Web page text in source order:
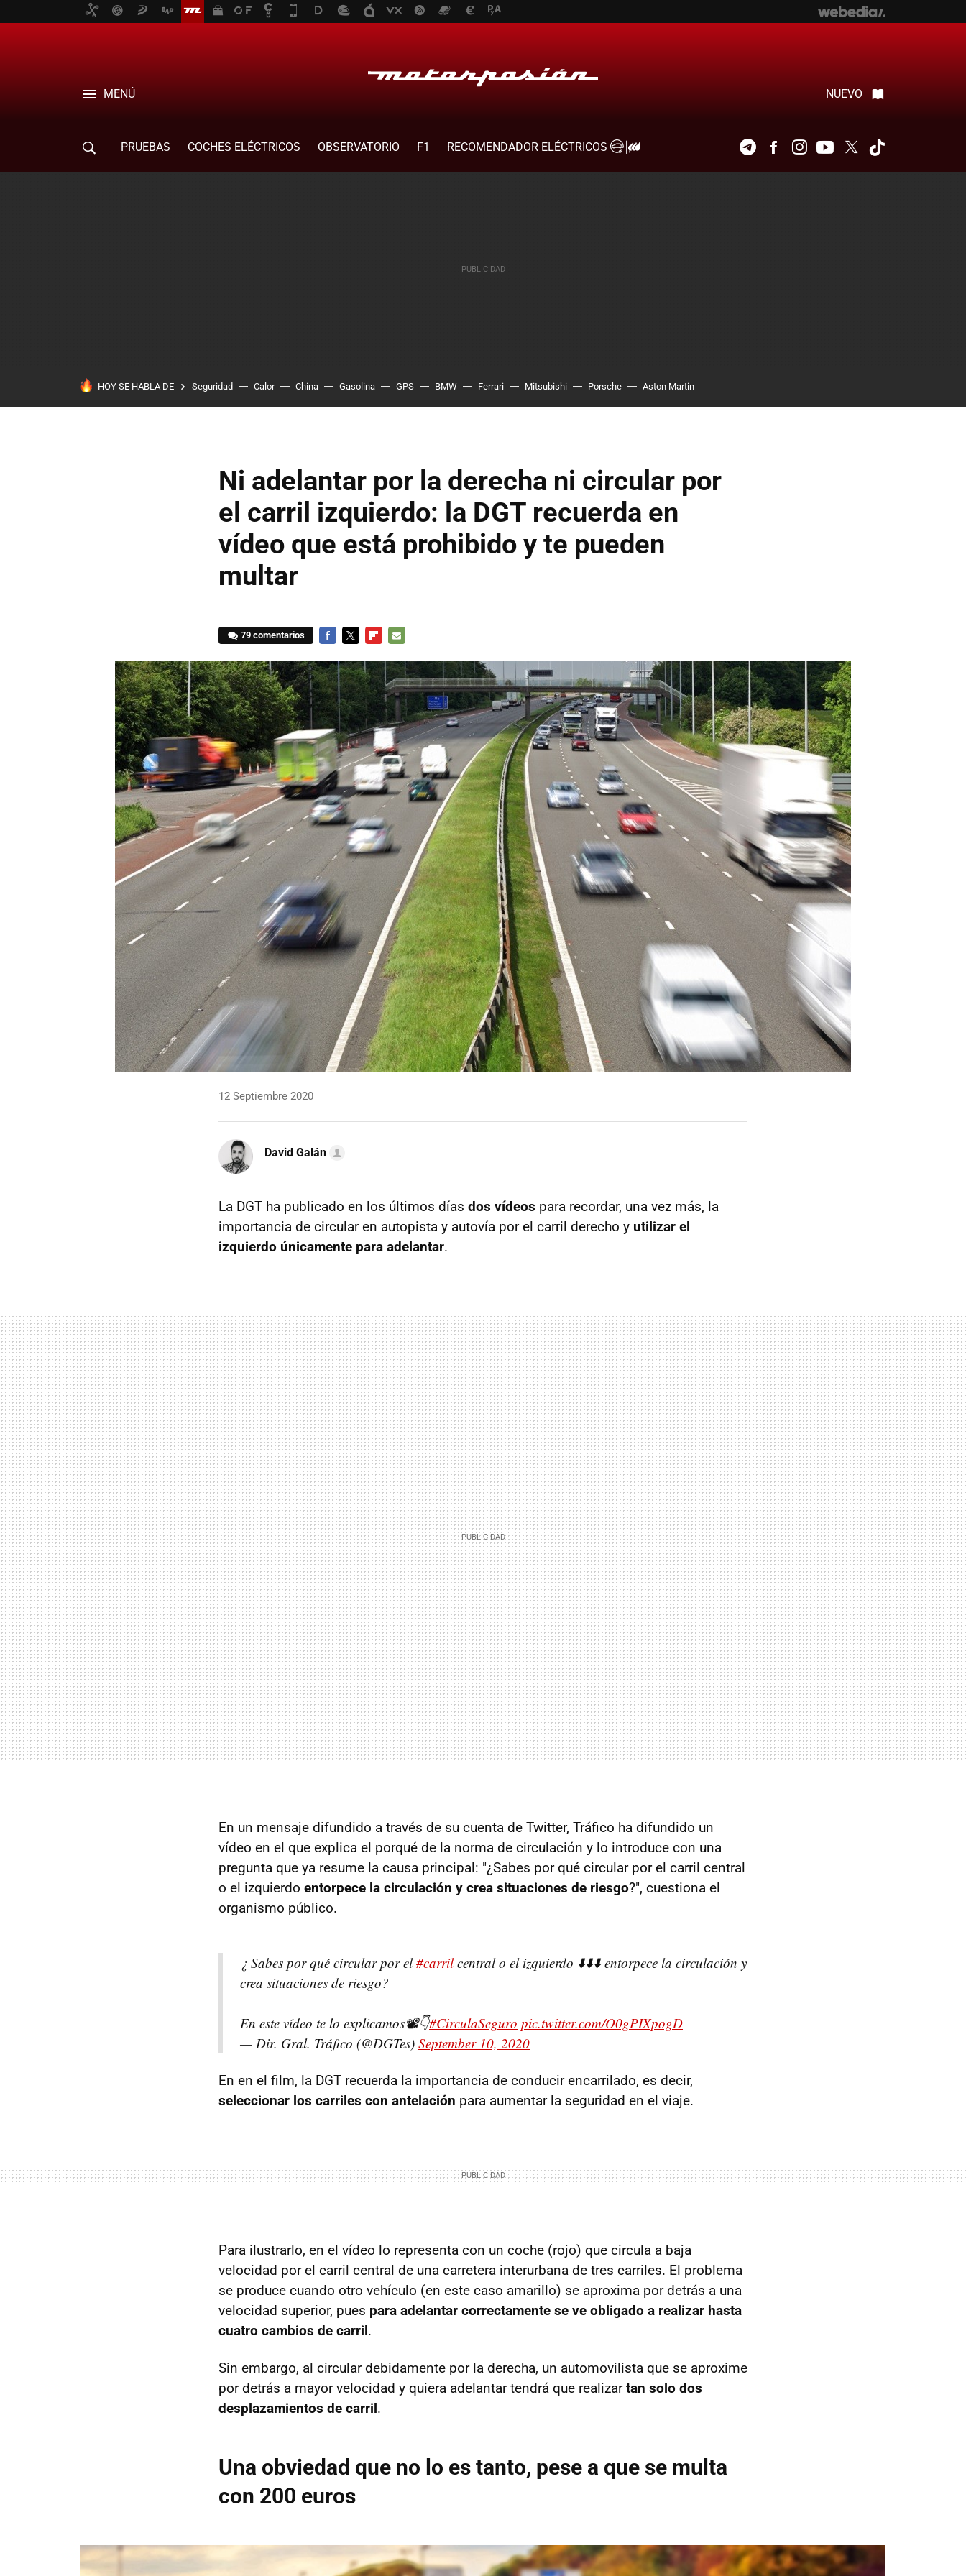
MENÚ NUEVO
PRUEBAS COCHES ELÉCTRICOS OBSERVATORIO F1
RECOMENDADOR ELÉCTRICOS
TelegramFacebookInstagramYoutubeTwitter
HOY SE HABLA DE Seguridad Calor China Gasolina GPS BMW Ferrari Mitsubishi Porsche Aston Martin
Ni adelantar por la derecha ni circular por
el carril izquierdo: la DGT recuerda en
vídeo que está prohibido y te pueden
multar
79 comentarios
MAIL
12 Septiembre 2020
David Galán
La DGT ha publicado en los últimos días dos vídeos para recordar, una vez más, la
importancia de circular en autopista y autovía por el carril derecho y utilizar el
izquierdo únicamente para adelantar.
En un mensaje difundido a través de su cuenta de Twitter, Tráfico ha difundido un
vídeo en el que explica el porqué de la norma de circulación y lo introduce con una
pregunta que ya resume la causa principal: "¿Sabes por qué circular por el carril central
o el izquierdo entorpece la circulación y crea situaciones de riesgo?", cuestiona el
organismo público.
¿ Sabes por qué circular por el#carrilcentral o el izquierdo ⬇️⬇️⬇️ entorpece la circulación y
crea situaciones de riesgo?
En este vídeo te lo explicamos📽️👇#CirculaSeguro pic.twitter.com/O0gPIXpogD
— Dir. Gral. Tráfico (@DGTes) September 10, 2020
En en el film, la DGT recuerda la importancia de conducir encarrilado, es decir,
seleccionar los carriles con antelación para aumentar la seguridad en el viaje.
Para ilustrarlo, en el vídeo lo representa con un coche (rojo) que circula a baja
velocidad por el carril central de una carretera interurbana de tres carriles. El problema
se produce cuando otro vehículo (en este caso amarillo) se aproxima por detrás a una
velocidad superior, pues para adelantar correctamente se ve obligado a realizar hasta
cuatro cambios de carril.
Sin embargo, al circular debidamente por la derecha, un automovilista que se aproxime
por detrás a mayor velocidad y quiera adelantar tendrá que realizartan solo dos
desplazamientos de carril.
Una obviedad que no lo es tanto, pese a que se multa
con 200 euros